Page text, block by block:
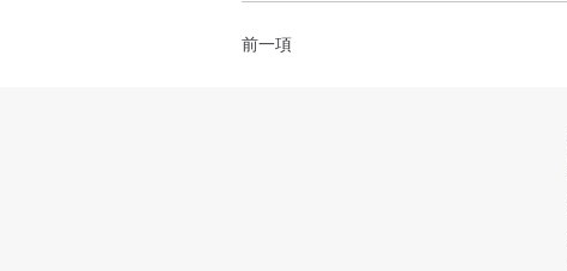
前一項